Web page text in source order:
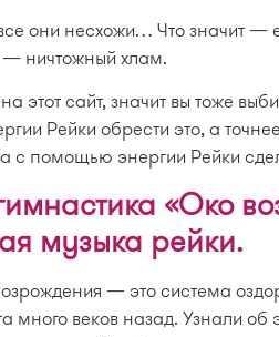
они несхожи… Что значит
ничтожный хлам.
этот сайт, значит вы тоже
Рейки обрести это, а
с помощью энергии Рейки
«Око
музыка рейки.
— это система
много веков назад. Узнали об